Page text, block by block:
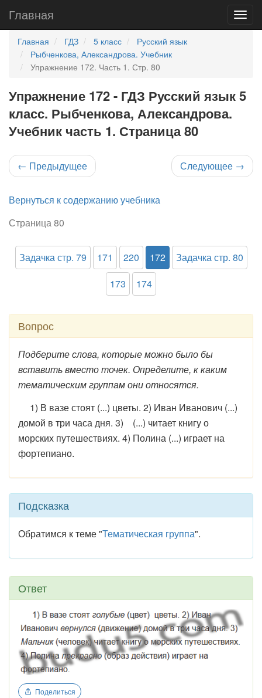
Главная
Главная ГДЗ 5 класс
Русский язык
Рыбченкова, Александрова. Учебник
Упражнение 172. Часть 1. Стр. 80
Упражнение 172 - ГДЗ Русский язык 5
класс. Рыбченкова, Александрова.
Учебник часть 1. Страница 80
← Предыдущее Следующее →
Вернуться к содержанию учебника
Страница 80
Задачка стр. 79 171 220 172
Задачка стр. 80
173
174
Вопрос
Подберите слова, которые можно было бы
вставить вместо точек. Определите, к каким
тематическим группам они относятся.
1) В вазе стоят (...) цветы. 2) Иван Иванович (...)
домой в три часа дня. 3) (...) читает книгу о
морских путешествиях. 4) Полина (...) играет на
фортепиано.
Подсказка
Обратимся к теме "Тематическая группа".
Ответ
Поделиться